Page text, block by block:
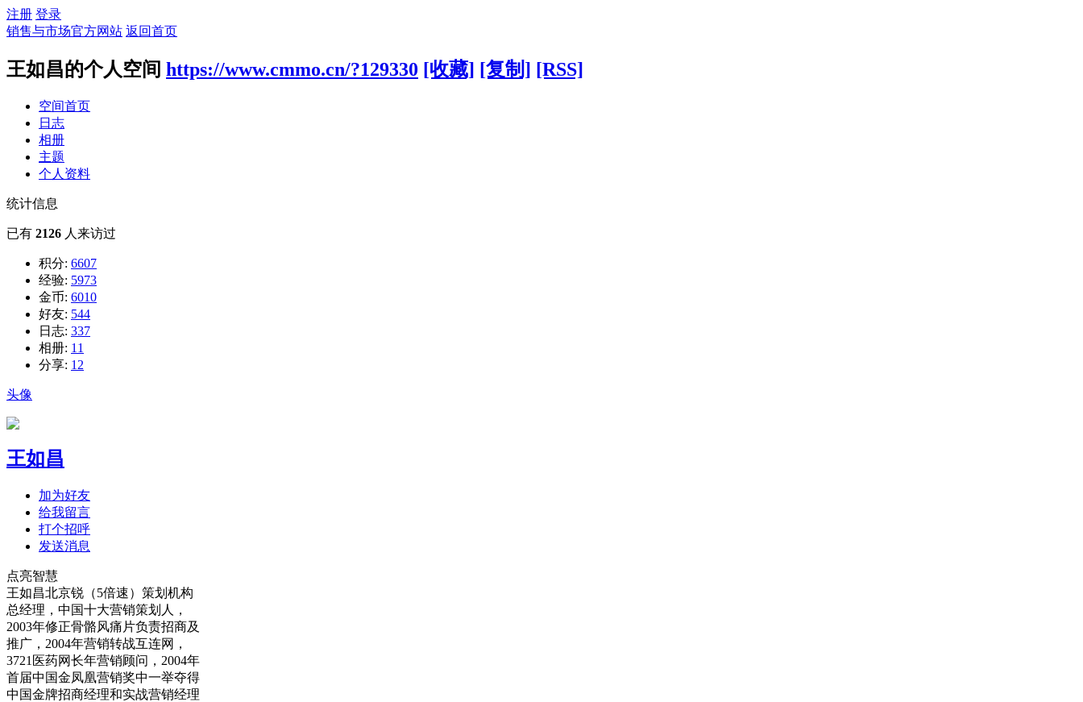
注册 登录
销售与市场官方网站 返回首页
王如昌的个人空间 https://www.cmmo.cn/?129330 [收藏] [复制] [RSS]
空间首页
日志
相册
主题
个人资料
统计信息
已有 2126 人来访过
积分: 6607
经验: 5973
金币: 6010
好友: 544
日志: 337
相册: 11
分享: 12
头像
王如昌
加为好友
给我留言
打个招呼
发送消息
点亮智慧
王如昌北京锐（5倍速）策划机构
总经理，中国十大营销策划人，
2003年修正骨骼风痛片负责招商及
推广，2004年营销转战互连网，
3721医药网长年营销顾问，2004年
首届中国金凤凰营销奖中一举夺得
中国金牌招商经理和实战营销经理